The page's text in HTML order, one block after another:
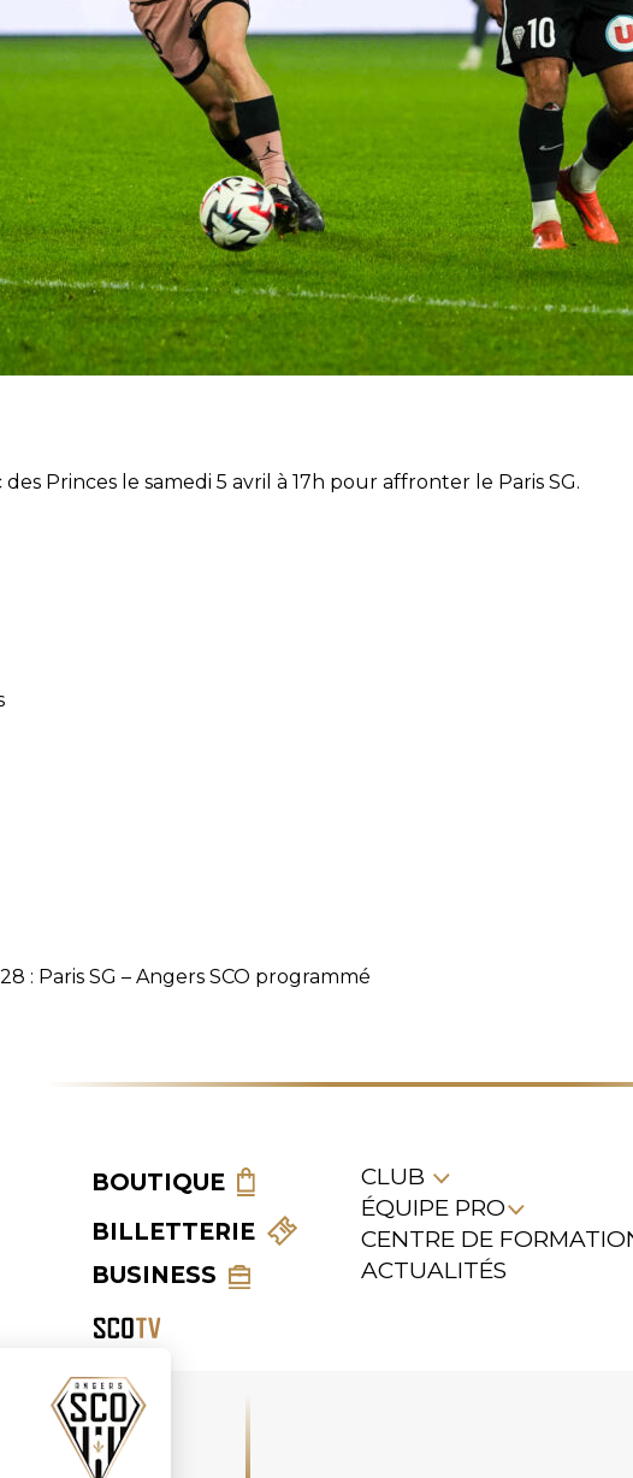
des Princes le samedi 5 avril à 17h pour affronter le Paris SG.
: Paris SG – Angers SCO programmé
BOUTIQUE
BILLETTERIE
BUSINESS
CLUB
ÉQUIPE PRO
CENTRE DE
ACTUALITÉS